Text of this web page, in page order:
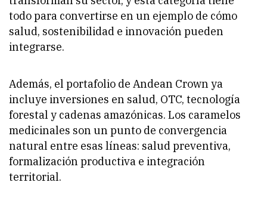
todo para convertirse en un ejemplo de cómo
salud, sostenibilidad e innovación pueden
integrarse.
Además, el portafolio de Andean Crown ya
incluye inversiones en salud, OTC, tecnología
forestal y cadenas amazónicas. Los caramelos
medicinales son un punto de convergencia
natural entre esas líneas: salud preventiva,
formalización productiva e integración
territorial.